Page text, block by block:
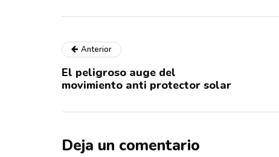
Anterior
El peligroso auge del
movimiento anti protector solar
Deja un comentario